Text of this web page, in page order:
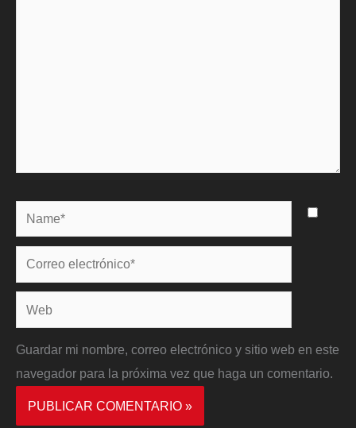
Name*
Correo
electrónico*
Web
Guardar mi nombre, correo electrónico y sitio web en este
navegador para la próxima vez que haga un comentario.